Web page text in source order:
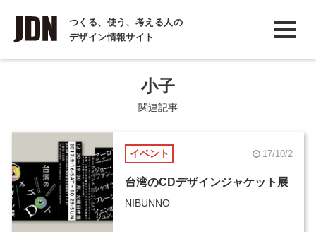
つくる、使う、考える人の
デザイン情報サイト
INTERVIEW
インタビュー
COLUMN
コラム
小子
関連記事
イベント 17/10/2
台湾のCDデザインジャケット展
NIBUNNO